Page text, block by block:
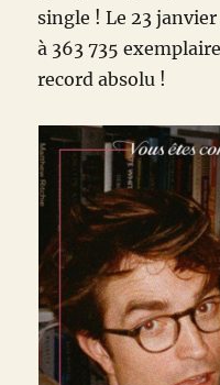
single ! Le 23
à 363 735
record absolu !